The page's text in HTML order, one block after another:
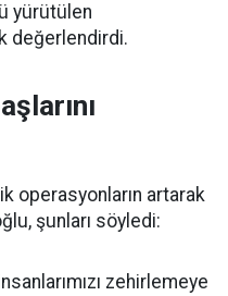
yürütülen
değerlendirdi.
operasyonların artarak
şunları söyledi:
zehirlemeye